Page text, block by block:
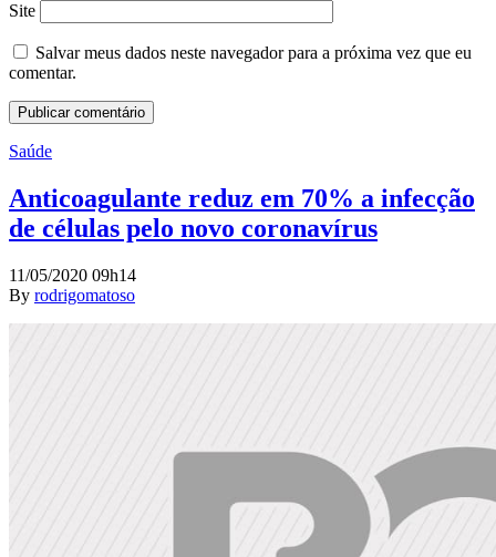
Site
Salvar meus dados neste navegador para a próxima vez que eu
comentar.
Saúde
Anticoagulante reduz em 70% a infecção
de células pelo novo coronavírus
11/05/2020 09h14
By rodrigomatoso